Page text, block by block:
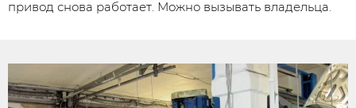
привод снова работает. Можно вызывать владельца.